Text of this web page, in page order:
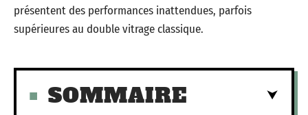
présentent des performances inattendues, parfois
supérieures au double vitrage classique.
SOMMAIRE